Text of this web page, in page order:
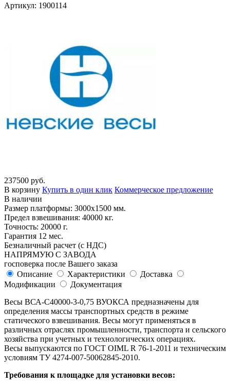
Артикул: 1900114
237500 руб.
В корзину Купить в один клик Коммерческое предложение
В наличии
Размер платформы: 3000х1500 мм.
Предел взвешивания: 40000 кг.
Точность: 20000 г.
Гарантия 12 мес.
Безналичный расчет (с НДС)
НАПРЯМУЮ С ЗАВОДА
госповерка после Вашего заказа
Описание
Характеристики
Доставка
Модификации
Документация
Весы ВСА-С40000-3-0,75 ВУОКСА предназначены для
определения массы транспортных средств в режиме
статического взвешивания. Весы могут применяться в
различных отраслях промышленности, транспорта и сельского
хозяйства при учетных и технологических операциях.
Весы выпускаются по ГОСТ OIML R 76-1-2011 и техническим
условиям ТУ 4274-007-50062845-2010.
Требования к площадке для установки весов: